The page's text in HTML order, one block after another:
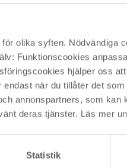
olika syften. Nödvändiga
Funktionscookies
hjälper oss
när du tillåter det
annonspartners, som kan
deras tjänster. Läs mer
Statistik
globalt som sker?